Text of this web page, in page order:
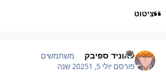
ציטוט
לאוניד ספיבק משתמשים
פורסםיולי 5, 2025 1 שנה